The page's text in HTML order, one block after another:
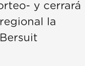
y cerrará
la